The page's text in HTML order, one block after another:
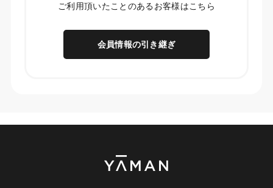
ご利用頂いたことのあるお客様はこちら
会員情報の引き継ぎ